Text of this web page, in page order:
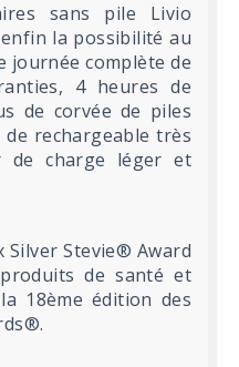
sans pile Livio
la possibilité au
journée complète de
4 heures de
de corvée de piles
rechargeable très
de charge léger et
Stevie® Award
de santé et
18ème édition des